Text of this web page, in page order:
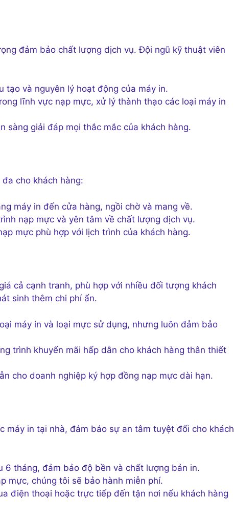
đảm bảo chất lượng dịch vụ. Đội ngũ kỹ thuật viên
tạo và nguyên lý hoạt động của máy in.
lĩnh vực nạp mực, xử lý thành thạo các loại máy in
sàng giải đáp mọi thắc mắc của khách hàng.
cho khách hàng:
máy in đến cửa hàng, ngồi chờ và mang về.
nạp mực và yên tâm về chất lượng dịch vụ.
mực phù hợp với lịch trình của khách hàng.
cả cạnh tranh, phù hợp với nhiều đối tượng khách
sinh thêm chi phí ẩn.
máy in và loại mực sử dụng, nhưng luôn đảm bảo
trình khuyến mãi hấp dẫn cho khách hàng thân thiết
cho doanh nghiệp ký hợp đồng nạp mực dài hạn.
máy in tại nhà, đảm bảo sự an tâm tuyệt đối cho khách
6 tháng, đảm bảo độ bền và chất lượng bản in.
mực, chúng tôi sẽ bảo hành miễn phí.
điện thoại hoặc trực tiếp đến tận nơi nếu khách hàng